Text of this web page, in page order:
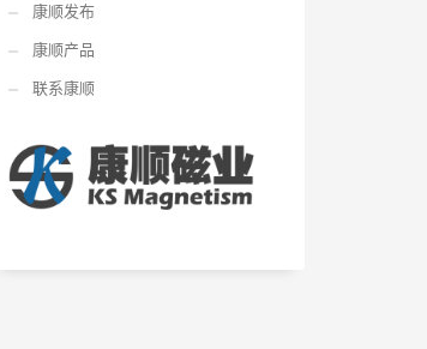
康顺发布
康顺产品
联系康顺